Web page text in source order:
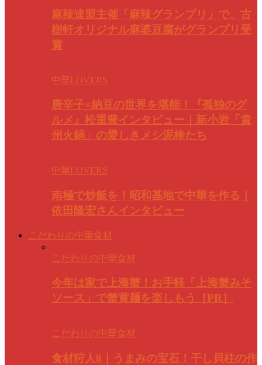
麻辣連盟主催「麻辣グランプリ」で、古
樹軒オリジナル麻婆豆腐がグランプリ受
賞
中華LOVERS
唐辛子×納豆の世界を堪能！『孤独のグ
ルメ』松重豊インタビュー｜新小岩「貴
州火鍋」の愛しきメシ泥棒たち
中華LOVERS
南極で炒飯を！昭和基地で中華を作る｜
依田隆宏さんインタビュー
こだわりの中華食材
こだわりの中華食材
今年は家で上海蟹！お手軽「上海蟹みそ
ソース」で蟹黄麺を楽しもう［PR］
こだわりの中華食材
食材狩人8｜うまみの宝石！干し貝柱の作